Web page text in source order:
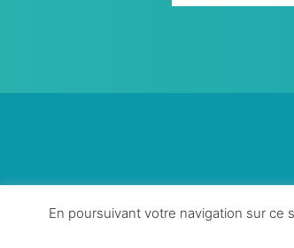
En poursuivant votre navigation sur ce